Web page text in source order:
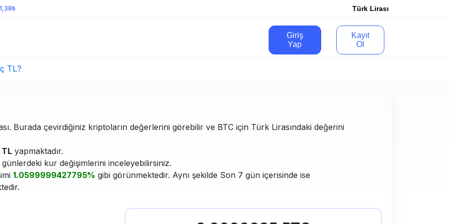
Türk Lirası
Giriş
Yap
Kayıt
Ol
TL?
Burada çevirdiğiniz kriptoların değerlerini görebilir ve BTC için Türk Lirasındaki değerini
TL yapmaktadır.
günlerdeki kur değişimlerini inceleyebilirsiniz.
1.0599999427795% gibi görünmektedir. Aynı şekilde Son 7 gün içerisinde ise